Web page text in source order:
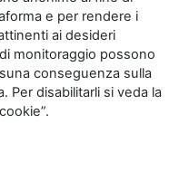
e per rendere i
ai desideri
monitoraggio possono
conseguenza sulla
Per disabilitarli si veda la